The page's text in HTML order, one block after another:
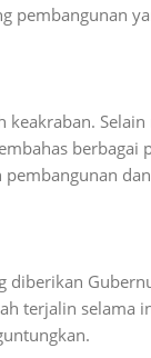
pembangunan
keakraban.
berbagai
diberikan
terjalin selama